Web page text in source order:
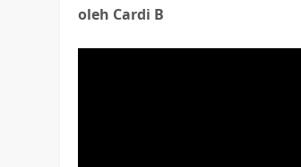
oleh Cardi B